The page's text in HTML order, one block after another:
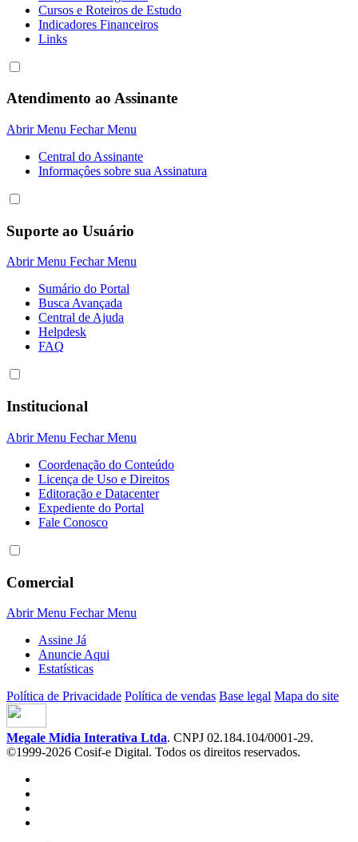
Cursos e Roteiros de Estudo
Indicadores Financeiros
Links
Atendimento ao Assinante
Abrir Menu Fechar Menu
Central do Assinante
Informaçôes sobre sua Assinatura
Suporte ao Usuário
Abrir Menu Fechar Menu
Sumário do Portal
Busca Avançada
Central de Ajuda
Helpdesk
FAQ
Institucional
Abrir Menu Fechar Menu
Coordenação do Conteúdo
Licença de Uso e Direitos
Editoração e Datacenter
Expediente do Portal
Fale Conosco
Comercial
Abrir Menu Fechar Menu
Assine Já
Anuncie Aqui
Estatísticas
Política de Privacidade Política de vendas Base legal Mapa do site
Megale Mídia Interativa Ltda. CNPJ 02.184.104/0001-29.
©1999-2026 Cosif-e Digital. Todos os direitos reservados.